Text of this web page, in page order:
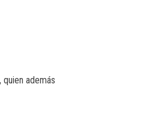
, quien además